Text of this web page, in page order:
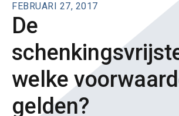
FEBRUARI 27, 2017
De
welke
gelden?